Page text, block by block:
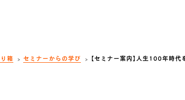
箱 セミナーからの学び 【セミナー案内】人生100年時